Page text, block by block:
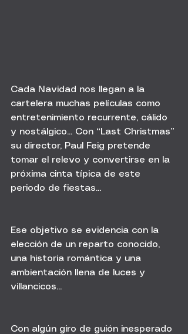
Cada Navidad nos llegan a la
cartelera muchas películas como
entretenimiento recurrente, cálido
y nostálgico... Con “Last Christmas”
su director, Paul Feig pretende
tomar el relevo y convertirse en la
próxima cinta típica de este
periodo de fiestas...
Ese objetivo se evidencia con la
elección de un reparto conocido,
una historia romántica y una
ambientación llena de luces y
villancicos...
Con algún giro de guión inesperado